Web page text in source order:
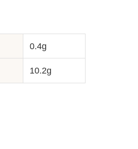
0.4g
10.2g